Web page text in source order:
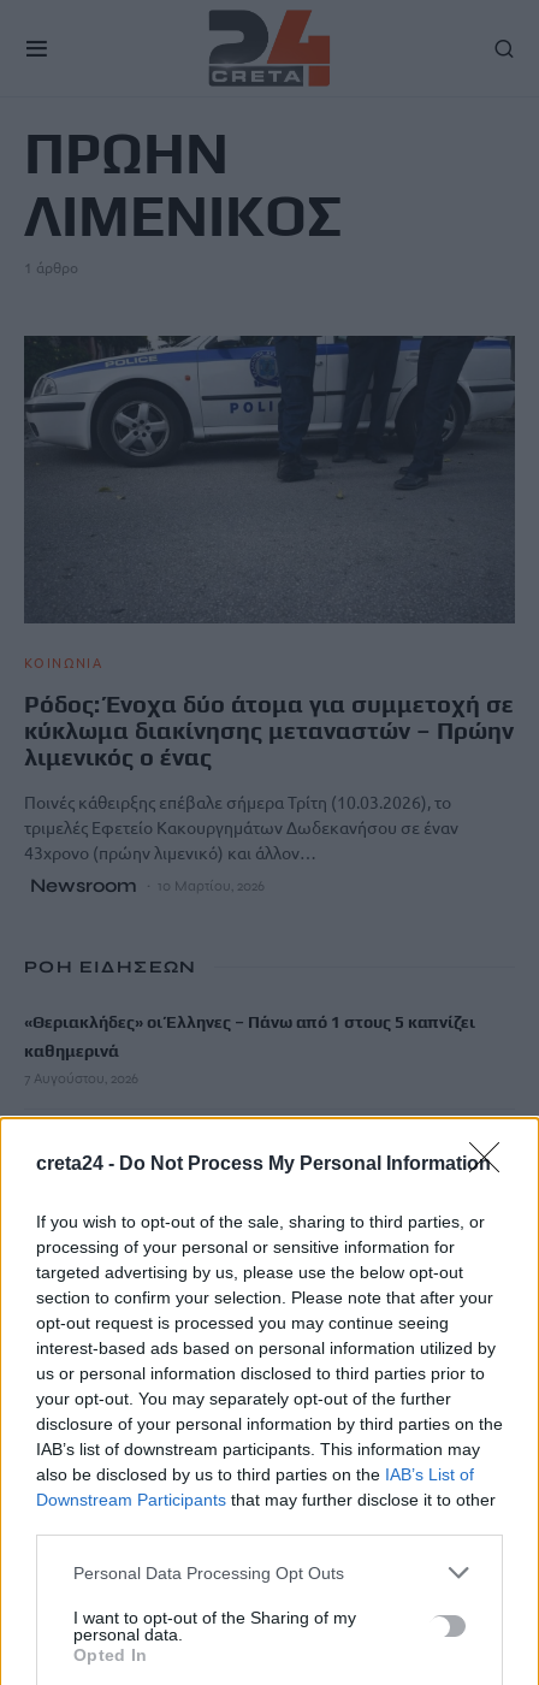
creta24 - Do Not Process My Personal Information
If you wish to opt-out of the sale, sharing to third parties, or
processing of your personal or sensitive information for
targeted advertising by us, please use the below opt-out
section to confirm your selection. Please note that after your
opt-out request is processed you may continue seeing
interest-based ads based on personal information utilized by
us or personal information disclosed to third parties prior to
your opt-out. You may separately opt-out of the further
disclosure of your personal information by third parties on the
IAB’s list of downstream participants. This information may
also be disclosed by us to third parties on the IAB’s List of
Downstream Participants that may further disclose it to other
Personal Data Processing Opt Outs
I want to opt-out of the Sharing of my
personal data.
Opted In
ΠΡΩΗΝ
ΛΙΜΕΝΙΚΟΣ
1 άρθρο
ΚΟΙΝΩΝΙΑ
Ρόδος: Ένοχα δύο άτομα για συμμετοχή σε
κύκλωμα διακίνησης μεταναστών – Πρώην
λιμενικός ο ένας
Ποινές κάθειρξης επέβαλε σήμερα Τρίτη (10.03.2026), το
τριμελές Εφετείο Κακουργημάτων Δωδεκανήσου σε έναν
43χρονο (πρώην λιμενικό) και άλλον…
Newsroom 10 Μαρτίου, 2026
ΡΟΗ ΕΙΔΗΣΕΩΝ
«Θεριακλήδες» οι Έλληνες – Πάνω από 1 στους 5 καπνίζει
καθημερινά
7 Αυγούστου, 2026
διαδικασία
Πότε πληρώνονται οι συντάξεις Σεπτεμβρίου
7 Αυγούστου, 2026
Ξεκινούν οι ετήσιες Καλοκαιρινές Εκθέσεις του Φεστιβάλ
Κινηματογράφου Χανίων
7 Αυγούστου, 2026
Ισπανία: Απολιθώματα αποκαλύπτουν ότι οι πρώτοι
Σοκαριστικές αποκαλύψεις του FBI μετά το Μουντιάλ: «Θα
ανατινάξω τον Μέσι με τέσσερις βόμβες»
7 Αυγούστου, 2026